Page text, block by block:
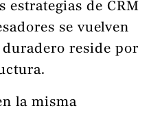
estrategias de CRM
se vuelven
reside por
la misma